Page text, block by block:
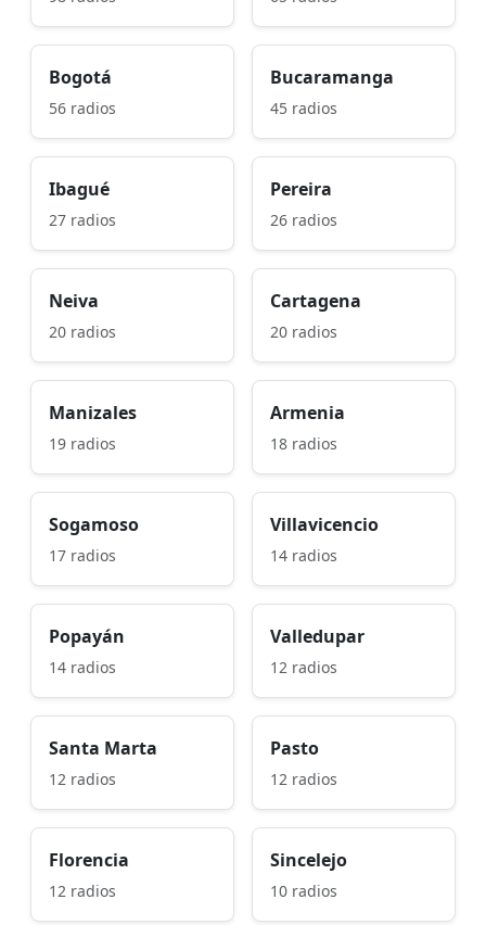
Bogotá
56 radios
Bucaramanga
45 radios
Ibagué
27 radios
Pereira
26 radios
Neiva
20 radios
Cartagena
20 radios
Manizales
19 radios
Armenia
18 radios
Sogamoso
17 radios
Villavicencio
14 radios
Popayán
14 radios
Valledupar
12 radios
Santa Marta
12 radios
Pasto
12 radios
Florencia
12 radios
Sincelejo
10 radios